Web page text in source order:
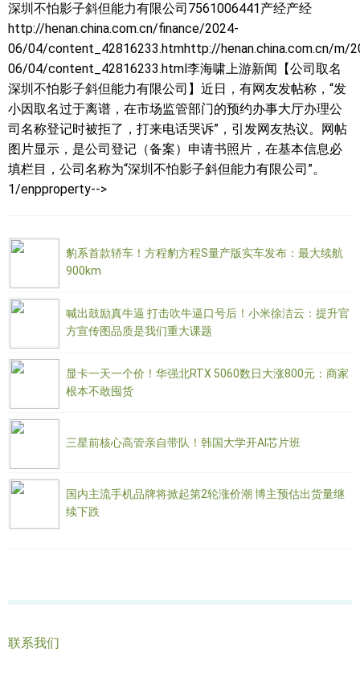
深圳不怕影子斜但能力有限公司7561006441产经产经
http://henan.china.com.cn/finance/2024-
06/04/content_42816233.htmhttp://henan.china.com.cn/m/
06/04/content_42816233.html李海啸上游新闻【公司取名
深圳不怕影子斜但能力有限公司】近日，有网友发帖称，“发
小因取名过于离谱，在市场监管部门的预约办事大厅办理公
司名称登记时被拒了，打来电话哭诉”，引发网友热议。网帖
图片显示，是公司登记（备案）申请书照片，在基本信息必
填栏目，公司名称为“深圳不怕影子斜但能力有限公司”。
1/enpproperty-->
豹系首款轿车！方程豹方程S量产版实车发布：最大续航
900km
喊出鼓励真牛逼 打击吹牛逼口号后！小米徐洁云：提升官
方宣传图品质是我们重大课题
显卡一天一个价！华强北RTX 5060数日大涨800元：商家
根本不敢囤货
三星前核心高管亲自带队！韩国大学开AI芯片班
国内主流手机品牌将掀起第2轮涨价潮 博主预估出货量继
续下跌
联系我们